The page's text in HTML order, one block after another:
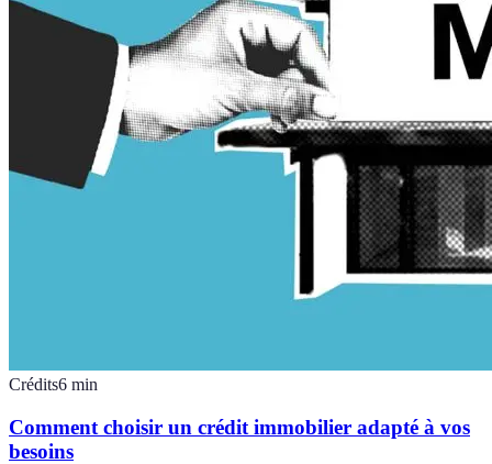
Crédits6 min
Comment choisir un crédit immobilier adapté à vos
besoins